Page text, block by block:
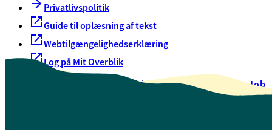
Privatlivspolitik
Guide til oplæsning af tekst
Webtilgængelighedserklæring
Log på Mit Overblik
Oversigt over selvbetjeningJob